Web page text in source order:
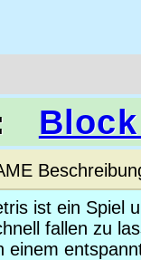
ist ein Spiel
fallen zu
einem